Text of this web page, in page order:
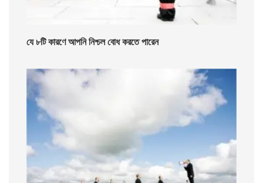
যে ৮টি কারণে আপনি নিশ্চল বোধ করতে পারেন